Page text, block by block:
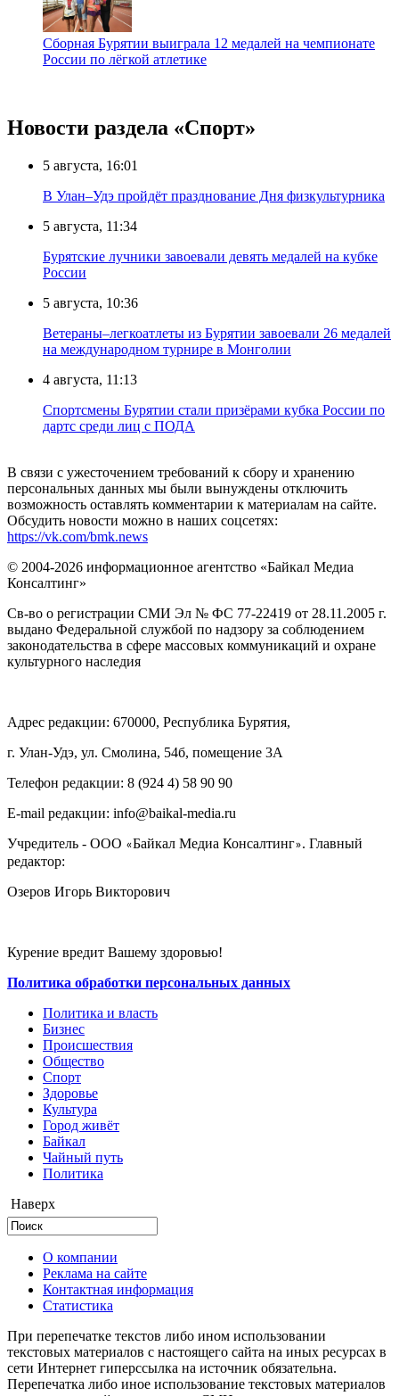
Сборная Бурятии выиграла 12 медалей на чемпионате
России по лёгкой атлетике
Новости раздела «Cпорт»
5 августа, 16:01
В Улан–Удэ пройдёт празднование Дня физкультурника
5 августа, 11:34
Бурятские лучники завоевали девять медалей на кубке
России
5 августа, 10:36
Ветераны–легкоатлеты из Бурятии завоевали 26 медалей
на международном турнире в Монголии
4 августа, 11:13
Спортсмены Бурятии стали призёрами кубка России по
дартс среди лиц с ПОДА
В связи с ужесточением требований к сбору и хранению
персональных данных мы были вынуждены отключить
возможность оставлять комментарии к материалам на сайте.
Обсудить новости можно в наших соцсетях:
https://vk.com/bmk.news
© 2004-2026 информационное агентство «Байкал Медиа
Консалтинг»
Св-во о регистрации СМИ Эл № ФС 77-22419 от 28.11.2005 г.
выдано Федеральной службой по надзору за соблюдением
законодательства в сфере массовых коммуникаций и охране
культурного наследия
Адрес редакции: 670000, Республика Бурятия,
г. Улан-Удэ, ул. Смолина, 54б, помещение 3А
Телефон редакции: ‎‎8 (924 4) 58 90 90
E-mail редакции: info@baikal-media.ru
Учредитель - ООО «Байкал Медиа Консалтинг». Главный
редактор:
Озеров Игорь Викторович
Курение вредит Вашему здоровью!
Политика обработки персональных данных
Политика и власть
Бизнес
Происшествия
Общество
Cпорт
Здоровье
Культура
Город живёт
Байкал
Чайный путь
Политика
Наверх
О компании
Реклама на сайте
Контактная информация
Статистика
При перепечатке текстов либо ином использовании
текстовых материалов с настоящего сайта на иных ресурсах в
сети Интернет гиперссылка на источник обязательна.
Перепечатка либо иное использование текстовых материалов